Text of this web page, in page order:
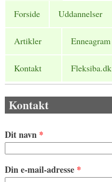
Forside
Uddannelser
Artikler Enneagram
Kontakt Fleksiba.dk
Kontakt
Dit navn *
Din e-mail-adresse *